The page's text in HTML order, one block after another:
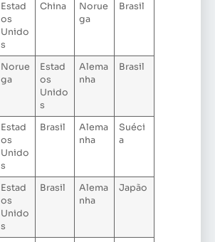
Estad
os
Unido
s
China
Norue
ga
Brasil
Norue
ga
Estad
os
Unido
s
Alema
nha
Brasil
Estad
os
Unido
s
Brasil
Alema
nha
Suéci
a
Estad
os
Unido
s
Brasil
Alema
nha
Japão